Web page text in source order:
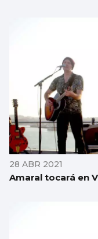
28 ABR 2021
Amaral tocará en